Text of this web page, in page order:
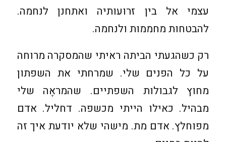
עצמי אל בין זרועותיה ואתחנן לנחמה.
להבטחות מחממות ולנחמה.
רק כשהגעתי הביתה ראיתי שהמסקרה מרוחה
על כל הפנים שלי. שמרחתי את השפתון
מחוץ לגבולות השפתיים. שהמראֶה שלי
מבהיל. כאילו הייתי מכשפה. דחליל. אדם
מפוחלץ. אדם מת. מישהי שלא יודעת איך זה